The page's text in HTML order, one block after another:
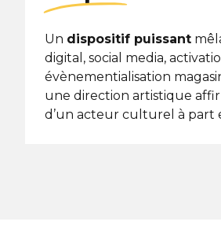
Un dispositif puissant
digital, social media,
évènementialisation
une direction artistique
d’un acteur culturel à part